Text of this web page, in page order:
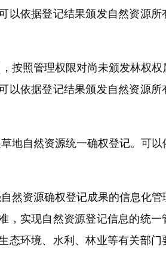
依据登记结果颁发自然资源所
照管理权限对尚未颁发林权权
依据登记结果颁发自然资源所
自然资源统一确权登记。可以
资源确权登记成果的信息化管
，实现自然资源登记信息的统一
态环境、水利、林业等有关部门